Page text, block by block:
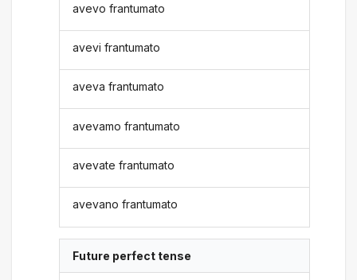
avevo frantumato
avevi frantumato
aveva frantumato
avevamo frantumato
avevate frantumato
avevano frantumato
Future perfect tense